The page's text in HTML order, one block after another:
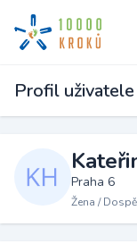
Profil uživatele
Praha 6
Žena /